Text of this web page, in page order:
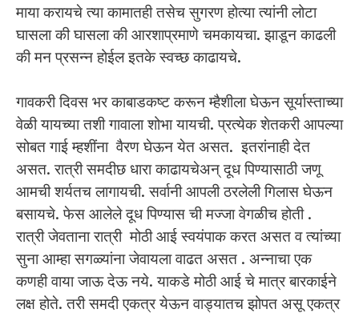
माया करायचे त्या कामातही तसेच सुगरण होत्या त्यांनी लोटा
घासला की घासला की आरशाप्रमाणे चमकायचा. झाडून काढली
की मन प्रसन्न होईल इतके स्वच्छ काढायचे.
गावकरी दिवस भर काबाडकष्ट करून म्हैशीला घेऊन सूर्यास्ताच्या
वेळी यायच्या तशी गावाला शोभा यायची. प्रत्येक शेतकरी आपल्या
सोबत गाई म्हशींना वैरण घेऊन येत असत. इतरांनाही देत
असत. रात्री समदीछ धारा काढायचेअन् दूध पिण्यासाठी जणू
आमची शर्यतच लागायची. सर्वानी आपली ठरलेली गिलास घेऊन
बसायचे. फेस आलेले दूध पिण्यास ची मज्जा वेगळीच होती .
रात्री जेवताना रात्री मोठी आई स्वयंपाक करत असत व त्यांच्या
सुना आम्हा सगळ्यांना जेवायला वाढत असत ‌. अन्नाचा एक
कणही वाया जाऊ देऊ नये. याकडे मोठी आई चे मात्र बारकाईने
लक्ष होते. तरी समदी एकत्र येऊन वाड्यातच झोपत असू एकत्र